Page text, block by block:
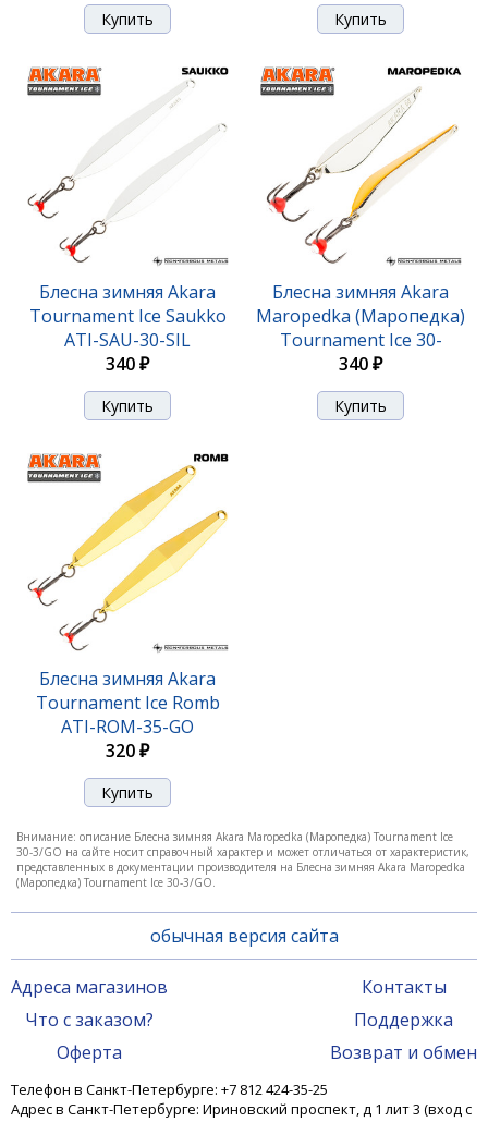
Блесна Akara Tournament Ice Maropedka 100 18гр.
420 ₽
Блесна Akara Tournament Ice Maropedka 100 18гр.
Блесна Akara Tournament Ice Maropedka 100 18гр.
Блесна зимняя Akara
Tournament Ice Saukko
ATI-SAU-30-SIL
340 ₽
Блесна зимняя Akara
Maropedka (Маропедка)
Tournament Ice 30-
SIL/GO
340 ₽
Блесна зимняя Akara
Tournament Ice Romb
ATI-ROM-35-GO
320 ₽
Внимание: описание Блесна зимняя Akara Maropedka (Маропедка) Tournament Ice
30-3/GO на сайте носит справочный характер и может отличаться от характеристик,
представленных в документации производителя на Блесна зимняя Akara Maropedka
(Маропедка) Tournament Ice 30-3/GO.
обычная версия сайта
Адреса магазинов
Что с заказом?
Оферта
Контакты
Поддержка
Возврат и обмен
Телефон в Санкт-Петербурге: +7 812 424-35-25
Адрес в Санкт-Петербурге: Ириновский проспект, д 1 лит 3 (вход с